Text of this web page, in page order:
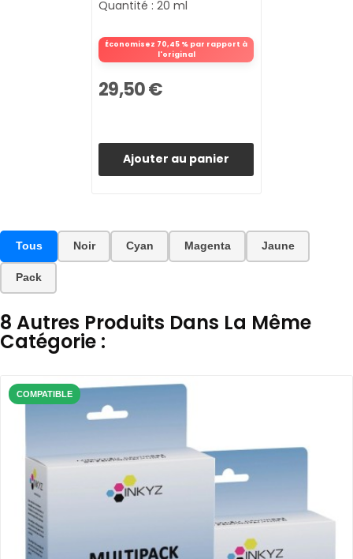
Économisez 70,45 % par rapport à
l'original
Quantité : 20 ml
29,50 €
Ajouter au panier
Tous Noir Cyan Magenta Jaune
Pack
8 Autres Produits Dans La Même
Catégorie :
COMPATIBLE